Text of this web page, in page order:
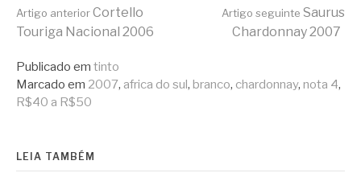
Continue
lendo
Artigo anteriorCortello
Touriga Nacional 2006
Artigo seguinte Saurus
Chardonnay 2007
Publicado em tinto
Marcado em 2007, africa do sul, branco, chardonnay, nota 4,
R$40 a R$50
LEIA TAMBÉM